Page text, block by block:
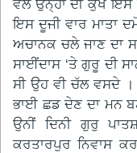
ਵੇਲੇ ਉਨ੍ਹਾਂ ਦੀ ਕੁੱਖੋਂ ਇਸ
ਇਸ ਦੂਜੀ ਵਾਰ ਮਾਤਾ
ਅਚਾਨਕ ਚਲੇ ਜਾਣ ਦਾ
ਸਾਈਂਦਾਸ ‘ਤੇ ਗੁਰੂ ਦੀ
ਸੀ ਉਹ ਵੀ ਚੱਲ ਵਸਦੇ ।
ਭਾਈ ਛਡ ਦੇਣ ਦਾ ਮਨ
ਉਨੀਂ ਦਿਨੀ ਗੁਰੁ
ਕਰਤਾਰਪੁਰ ਨਿਵਾਸ